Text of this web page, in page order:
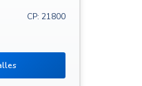
CP: 21800